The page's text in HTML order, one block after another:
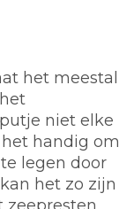
het meestal
niet elke
handig om
legen door
het zo zijn